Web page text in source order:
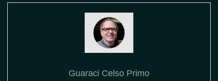
Guaraci Celso Primo